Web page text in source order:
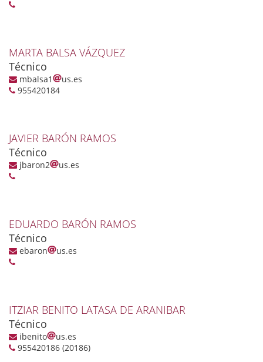
MARTA BALSA VÁZQUEZ
Técnico
mbalsa1
us.es
955420184
JAVIER BARÓN RAMOS
Técnico
jbaron2 us.es
EDUARDO BARÓN RAMOS
Técnico
ebaron us.es
ITZIAR BENITO LATASA DE ARANIBAR
Técnico
ibenito
us.es
955420186 (20186)